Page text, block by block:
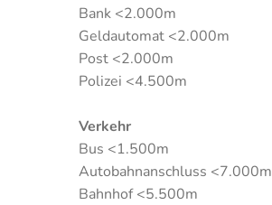
Bank <2.000m
Geldautomat <2.000m
Post <2.000m
Polizei <4.500m
Verkehr
Bus <1.500m
Autobahnanschluss <7.000m
Bahnhof <5.500m